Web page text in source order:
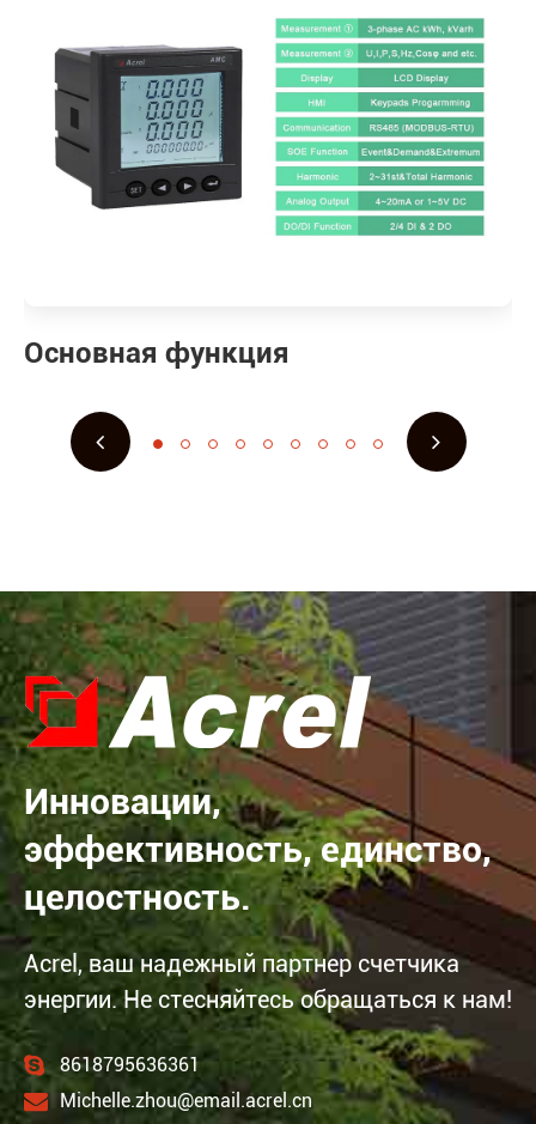
Основная функция
Инновации,
эффективность, единство,
целостность.
Acrel, ваш надежный партнер счетчика
энергии. Не стесняйтесь обращаться к нам!
8618795636361
Michelle.zhou@email.acrel.cn